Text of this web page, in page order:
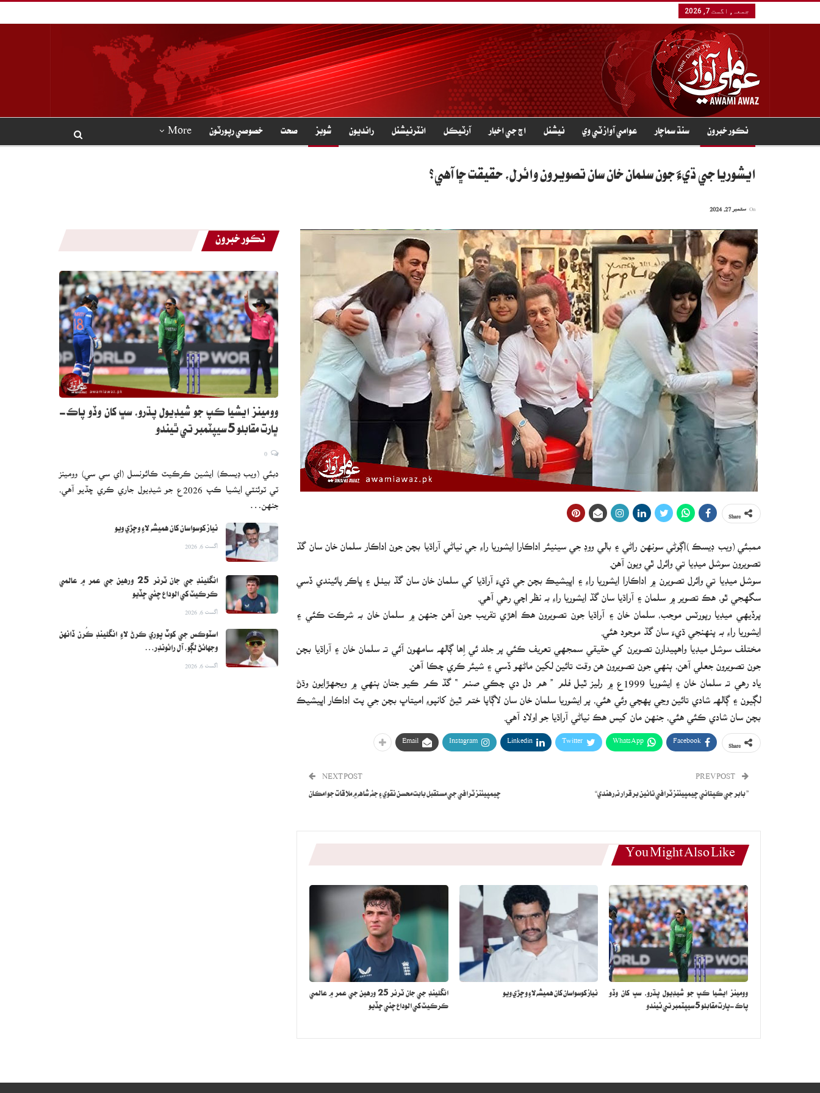
جمعہ, اگست 7, 2026
نڪور خبرون سنڌ سماچار عوامي آواز ٽي وي نيشنل اڄ جي اخبار آرٽيڪل انٽرنيشنل رانديون شوبز صحت خصوصي رپورٽون More
ايشوريا جي ڌيءَ جون سلمان خان سان تصويرون وائرل، حقيقت ڇا آهي؟
ممبئي (ويب ڊيسڪ )اڳوڻي سونهن راڻي ۽ بالي ووڊ جي سينيئر اداڪارا ايشوريا راءِ جي نياڻي آراڌيا بچن جون اداڪار سلمان خان سان گڏ
تصويرون سوشل ميڊيا تي وائرل ٿي ويون آهن.
سوشل ميڊيا تي وائرل تصويرن ۾ اداڪارا ايشوريا راءِ ۽ اڀيشيڪ بچن جي ڌيءَ آراڌيا کي سلمان خان سان گڏ بيٺل ۽ ڀاڪر پائيندي ڏسي
سگهجي ٿو، هڪ تصوير ۾ سلمان ۽ آراڌيا سان گڏ ايشوريا راءِ به نظر اچي رهي آهي.
پرڏيهي ميڊيا رپورٽس موجب، سلمان خان ۽ آراڌيا جون تصويرون هڪ اهڙي تقريب جون آهن جنهن ۾ سلمان خان به شرڪت ڪئي ۽
ايشوريا راءِ به پنهنجي ڌيءَ سان گڏ موجود هئي.
مختلف سوشل ميڊيا واهپيدارن تصويرن کي حقيقي سمجهي تعريف ڪئي پر جلد ئي اِها ڳالهه سامهون آئي ته سلمان خان ۽ آراڌيا بچن
جون تصويرون جعلي آهن، ٻنهي جون تصويرون هن وقت تائين لکين ماڻهو ڏسي ۽ شيئر ڪري چڪا آهن.
ياد رهي ته سلمان خان ۽ ايشوريا 1999ع ۾ رليز ٿيل فلم ” هم دل دي چڪي صنم “ گڏ ڪم ڪيو جتان ٻنهي ۾ ويجهڙايون وڌڻ
لڳيون ۽ ڳالهه شادي تائين وڃي پهچي وئي هئي، پر ايشوريا سلمان خان سان لاڳاپا ختم ٿيڻ کانپوءِ اميتاڀ بچن جي پٽ اداڪار اڀيشيڪ
بچن سان شادي ڪئي هئي، جنهن مان کيس هڪ نياڻي آراڌيا جو اولاد آهي.
Facebook
WhatsApp
Twitter
Linkedin
Instagram
Email
” بابر جي ڪپتاني چيمپيئنز ٽرافي تائين برقرار نه رهندي“
NEXT POST
چيمپيئنز ٽرافي جي مستقبل بابت محسن نقوي ۽ جئه شاهه ۾ ملاقات جو امڪان
You Might Also Like
وومينز ايشيا ڪپ جو شيڊيول پڌرو، سڀ کان وڏو
پاڪ-ڀارت مقابلو 5 سيپٽمبر تي ٿيندو
نياز کوسواسان کان هميشه لاءِ وڇڙي ويو
انگلينڊ جي جان ٽرنر 25 ورهين جي عمر ۾ عالمي
ڪرڪيٽ کي الوداع چئي ڇڏيو
نڪور خبرون
وومينز ايشيا ڪپ جو شيڊيول پڌرو، سڀ کان وڏو پاڪ-
ڀارت مقابلو 5 سيپٽمبر تي ٿيندو
دبئي (ويب ڊيسڪ) ايشين ڪرڪيٽ ڪائونسل (اي سي سي) وومينز
ٽي ٽوئنٽي ايشيا ڪپ 2026ع جو شيڊيول جاري ڪري ڇڏيو آهي،
نياز کوسواسان کان هميشه لاءِ وڇڙي ويو
اگست 6, 2026
انگلينڊ جي جان ٽرنر 25 ورهين جي عمر ۾ عالمي
ڪرڪيٽ کي الوداع چئي ڇڏيو
اگست 6, 2026
اسٽوڪس جي کوٽ پوري ڪرڻ لاءِ انگلينڊ ڪُرن ڏانهن
وجهائڻ لڳو، آل رائونڊر…
اگست 6, 2026